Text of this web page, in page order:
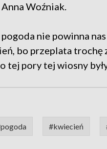
Woźniak.
nie powinna
bo przeplata trochę
pory tej wiosny
#kwiecień